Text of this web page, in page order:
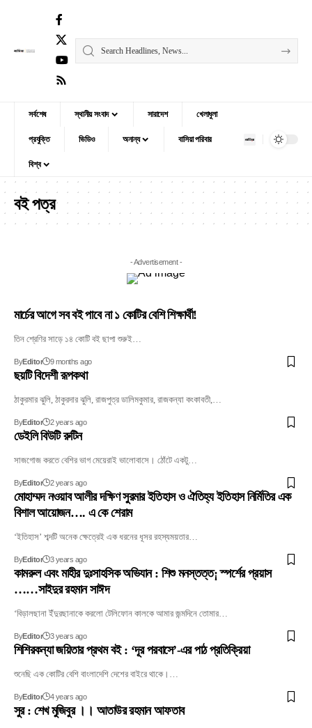
সর্বশেষ স্থানীয় সংবাদ সারাদেশ খেলাধুলা
প্রযুক্তি ভিডিও অনান্য বাসিয়া পরিবার
বিশ্ব
বই পত্র
- Advertisement -
মার্চের আগে সব বই পাবে না ১ কোটির বেশি শিক্ষার্থী!
তিন শ্রেণির সাড়ে ১৪ কোটি বই ছাপা শুরুই…
ByEditor 9 months ago
ছয়টি বিদেশী রূপকথা
ঠাকুরমার ঝুলি, ঠাকুরদার ঝুলি, রাজপুত্র ডালিমকুমার, রাজকন্যা কংকাবতী,…
ByEditor 2 years ago
ডেইলি বিউটি রুটিন
সাজগোজ করতে বেশির ভাগ মেয়েরাই ভালোবাসে। ঠোঁটে একটু…
ByEditor 2 years ago
মোহাম্মদ নওয়াব আলীর দক্ষিণ সুরমার ইতিহাস ও ঐতিহ্য ইতিহাস নির্মিতির এক
বিশাল আয়োজন…. এ কে শেরাম
‘ইতিহাস’ শব্দটি অনেক ক্ষেত্রেই এক ধরনের ধূসর রহস্যময়তার…
ByEditor 3 years ago
কামরুল এবং মাহীর দুঃসাহসিক অভিযান : শিশু মনস্তত্ত¡ স্পর্শের প্রয়াস
……সাইদুর রহমান সাঈদ
‘বিড়ালছানা ইঁদুরছানাকে করলো টেলিফোন কালকে আমার জন্মদিনে তোমার…
ByEditor 3 years ago
শিশিরকন্যা জয়িতার প্রথম বই : ‘দূর পরবাসে’-এর পাঠ প্রতিক্রিয়া
শুনেছি এক কোটির বেশি বাংলাদেশি দেশের বাইরে থাকে।…
ByEditor 4 years ago
সুর : শেখ মুজিবুর ।। আতাউর রহমান আফতাব